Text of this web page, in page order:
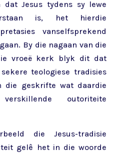
dat Jesus tydens sy lewe
is, het hierdie
vanselfsprekend
By die nagaan van die
vroeë kerk blyk dit dat
teologiese tradisies
die geskrifte wat daardie
outoriteite
die Jesus-tradisie
gelê het in die woorde